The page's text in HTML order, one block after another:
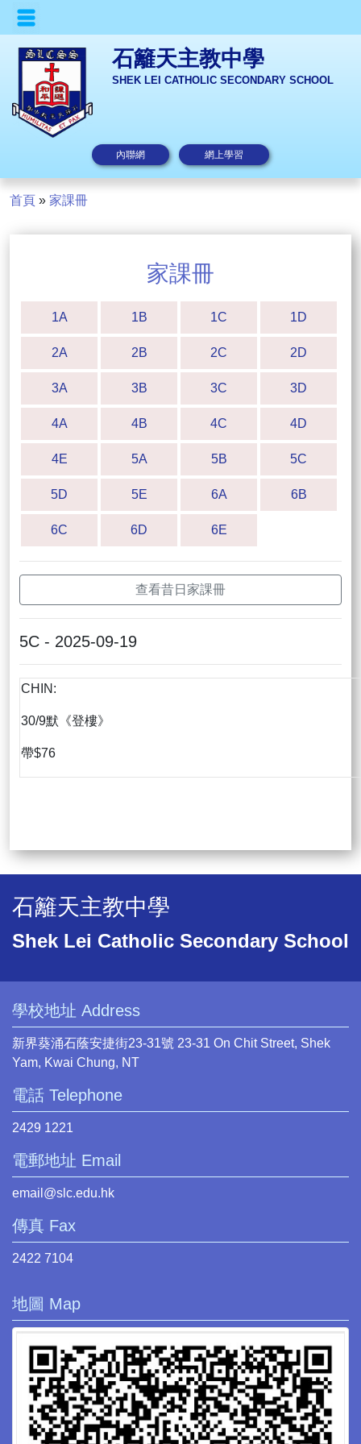
石籬天主教中學
SHEK LEI CATHOLIC SECONDARY SCHOOL
內聯網 網上學習
首頁 » 家課冊
家課冊
1A 1B 1C 1D
2A 2B 2C 2D
3A 3B 3C 3D
4A 4B 4C 4D
4E 5A 5B 5C
5D 5E 6A 6B
6C 6D 6E
查看昔日家課冊
5C - 2025-09-19
CHIN:
30/9默《登樓》
帶$76
石籬天主教中學
Shek Lei Catholic Secondary School
學校地址 Address
新界葵涌石蔭安捷街23-31號 23-31 On Chit Street, Shek
Yam, Kwai Chung, NT
電話 Telephone
2429 1221
電郵地址 Email
email@slc.edu.hk
傳真 Fax
2422 7104
地圖 Map